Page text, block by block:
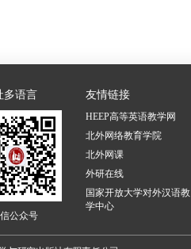
多语言
公众号
友情链接
HEEP高等英语教学网
北外网络教育学院
北外网课
外研在线
国家开放大学对外汉语教
学中心